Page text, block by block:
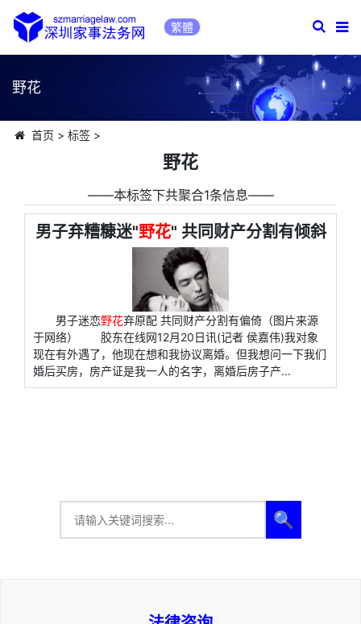
繁體
野花
首页 > 标签>
野花
――本标签下共聚合1条信息――
男子弃糟糠迷"野花" 共同财产分割有倾斜
男子迷恋野花弃原配 共同财产分割有偏倚（图片来源
于网络） 胶东在线网12月20日讯(记者 侯嘉伟)我对象
现在有外遇了，他现在想和我协议离婚。但我想问一下我们
婚后买房，房产证是我一人的名字，离婚后房子产...
🔍